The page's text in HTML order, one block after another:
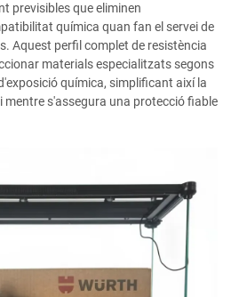
previsibles que eliminen
química quan fan el servei de
Aquest perfil complet de resistència
materials especialitzats segons
química, simplificant així la
mentre s'assegura una protecció fiable